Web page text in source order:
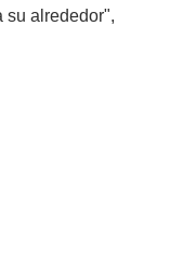
su alrededor",